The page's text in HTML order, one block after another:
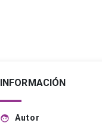
INFORMACIÓN
face Autor